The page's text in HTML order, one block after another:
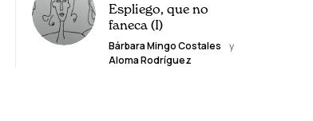
Espliego, que no
faneca (I)
Bárbara Mingo Costales
y
Aloma Rodríguez